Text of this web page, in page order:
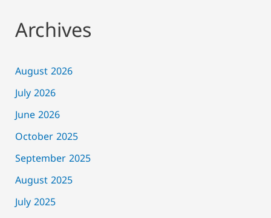
Archives
August 2026
July 2026
June 2026
October 2025
September 2025
August 2025
July 2025